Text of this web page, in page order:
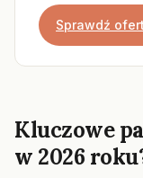
Sprawdź
Kluczowe
w 2026